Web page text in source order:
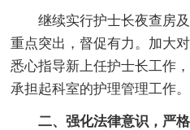
继续实行护士长夜查房及
重点突出，督促有力。加大
悉心指导新上任护士长工作
承担起科室的护理管理工作。
二、强化法律意识，严